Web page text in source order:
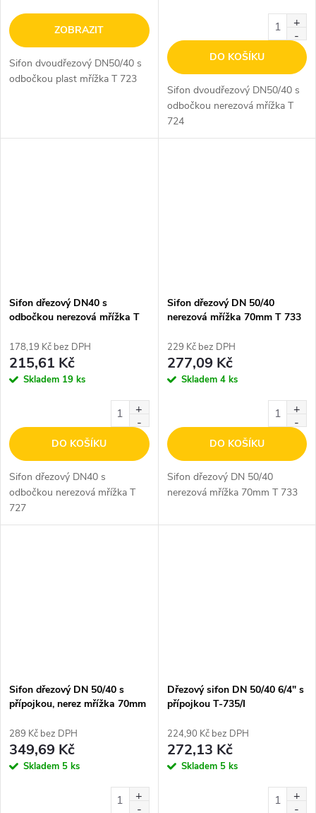
ZOBRAZIT
Sifon dvoudřezový DN50/40 s
odbočkou plast mřížka T 723
DO KOŠÍKU
Sifon dvoudřezový DN50/40 s
odbočkou nerezová mřížka T
724
Sifon dřezový DN40 s
odbočkou nerezová mřížka T
178,19 Kč bez DPH
215,61 Kč
Skladem 19 ks
DO KOŠÍKU
Sifon dřezový DN40 s
odbočkou nerezová mřížka T
727
Sifon dřezový DN 50/40
nerezová mřížka 70mm T 733
229 Kč bez DPH
277,09 Kč
Skladem 4 ks
DO KOŠÍKU
Sifon dřezový DN 50/40
nerezová mřížka 70mm T 733
Sifon dřezový DN 50/40 s
přípojkou, nerez mřížka 70mm
289 Kč bez DPH
349,69 Kč
Skladem 5 ks
Dřezový sifon DN 50/40 6/4" s
přípojkou T-735/I
224,90 Kč bez DPH
272,13 Kč
Skladem 5 ks